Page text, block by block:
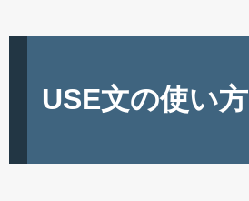
USE文の使い方